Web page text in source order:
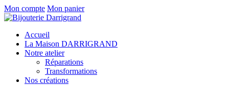
Mon compte Mon panier
Accueil
La Maison DARRIGRAND
Notre atelier
Réparations
Transformations
Nos créations